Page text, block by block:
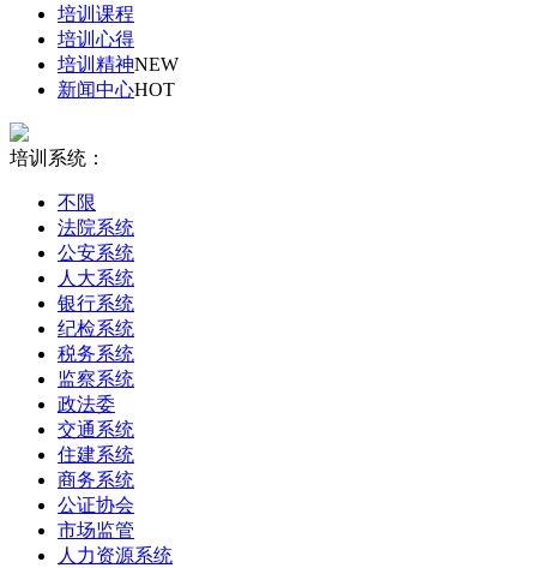
培训课程
培训心得
培训精神NEW
新闻中心HOT
培训系统：
不限
法院系统
公安系统
人大系统
银行系统
纪检系统
税务系统
监察系统
政法委
交通系统
住建系统
商务系统
公证协会
市场监管
人力资源系统